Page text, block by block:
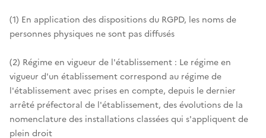
(1) En application des dispositions du RGPD, les noms de
personnes physiques ne sont pas diffusés
(2) Régime en vigueur de l'établissement : Le régime en
vigueur d'un établissement correspond au régime de
l'établissement avec prises en compte, depuis le dernier
arrêté préfectoral de l'établissement, des évolutions de la
nomenclature des installations classées qui s'appliquent de
plein droit